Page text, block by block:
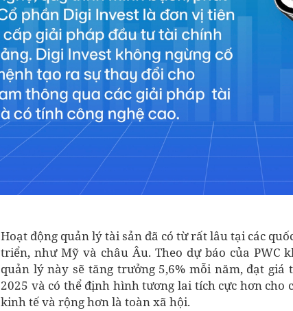
Hoạt động quản lý tài sản đã có từ rất lâu tại các
triển, như Mỹ và châu Âu. Theo dự báo của PWC
quản lý này sẽ tăng trưởng 5,6% mỗi năm, đạt giá
2025 và có thể định hình tương lai tích cực hơn cho
kinh tế và rộng hơn là toàn xã hội.